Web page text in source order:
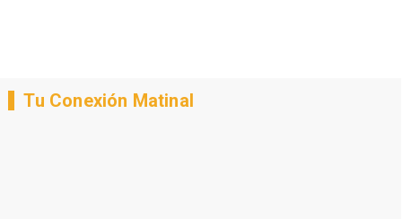
Tu Conexión Matinal